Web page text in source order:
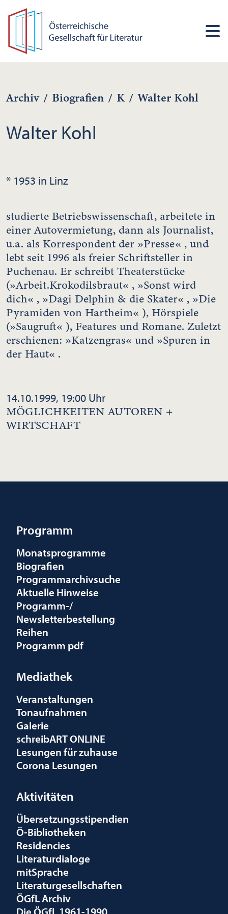
Archiv / Biografien / K / Walter Kohl
Walter Kohl
* 1953 in Linz
studierte Betriebswissenschaft, arbeitete in
einer Autovermietung, dann als Journalist,
u.a. als Korrespondent der »Presse« , und
lebt seit 1996 als freier Schriftsteller in
Puchenau. Er schreibt Theaterstücke
(»Arbeit.Krokodilsbraut« , »Sonst wird
dich« , »Dagi Delphin & die Skater« , »Die
Pyramiden von Hartheim« ), Hörspiele
(»Saugruft« ), Features und Romane. Zuletzt
erschienen: »Katzengras« und »Spuren in
der Haut« .
14.10.1999, 19:00 Uhr
MÖGLICHKEITEN AUTOREN +
WIRTSCHAFT
Programm
Monatsprogramme
Biografien
Programmarchivsuche
Aktuelle Hinweise
Programm-/
Newsletterbestellung
Reihen
Programm pdf
Mediathek
Veranstaltungen
Tonaufnahmen
Galerie
schreibART ONLINE
Lesungen für zuhause
Corona Lesungen
Aktivitäten
Übersetzungsstipendien
Ö-Bibliotheken
Residencies
Literaturdialoge
mitSprache
Literaturgesellschaften
ÖGfL Archiv
Die ÖGfL 1961-1990